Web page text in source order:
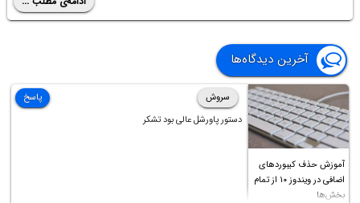
آخرین دیدگاه‌ها
آموزش حذف کیبوردهای
اضافی در ویندوز ۱۰ از تمام
بخش‌ها
سروش
دستور پاورشل عالی بود تشکر
پاسخ